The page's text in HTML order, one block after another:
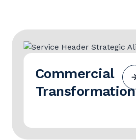
Commercial
Transformation